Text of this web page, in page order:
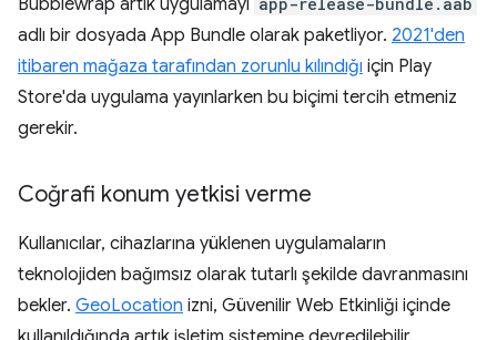
Bubblewrap artık uygulamayı
adlı bir dosyada App Bundle olarak paketliyor. 2021'den
itibaren mağaza tarafından zorunlu kılındığı için Play
Store'da uygulama yayınlarken bu biçimi tercih etmeniz
gerekir.
Coğrafi konum yetkisi verme
Kullanıcılar, cihazlarına yüklenen uygulamaların
teknolojiden bağımsız olarak tutarlı şekilde davranmasını
bekler. GeoLocation izni, Güvenilir Web Etkinliği içinde